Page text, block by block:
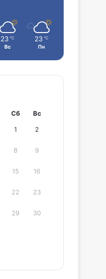
23 ℃
Вс
23 ℃
Пн
Сб Вс
1 2
8 9
15 16
22 23
29 30